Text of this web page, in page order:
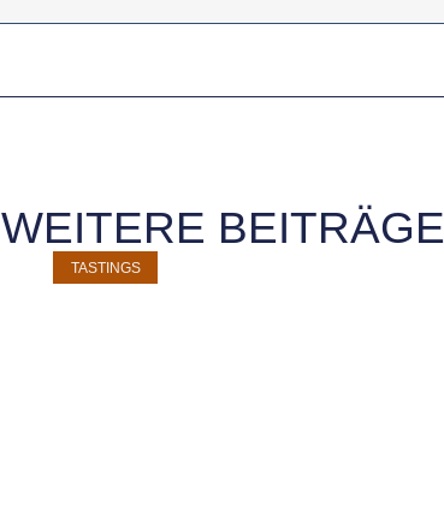
WEITERE BEITRÄGE
TASTINGS